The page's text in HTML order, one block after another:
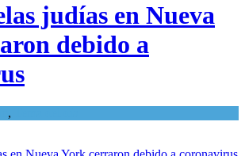
judías en Nueva
debido a
,